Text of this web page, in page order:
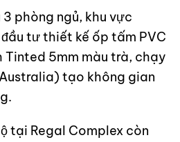
phòng ngủ, khu vực
tư thiết kế ốp tấm PVC
Tinted 5mm màu trà, chạy
tạo không gian
tại Regal Complex còn